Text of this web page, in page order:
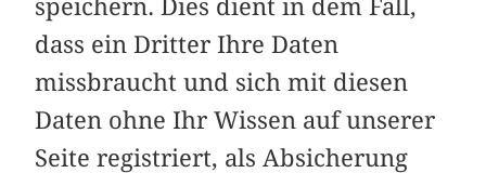
speichern. Dies dient in dem Fall,
dass ein Dritter Ihre Daten
missbraucht und sich mit diesen
Daten ohne Ihr Wissen auf unserer
Seite registriert, als Absicherung